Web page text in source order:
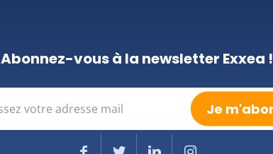
Abonnez-vous à la newsletter Exxea !